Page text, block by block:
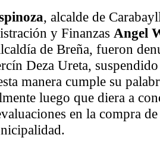
, alcalde de
y Finanzas Angel
de Breña, fueron
Deza Ureta,
manera cumple su
luego que diera a
en la compra